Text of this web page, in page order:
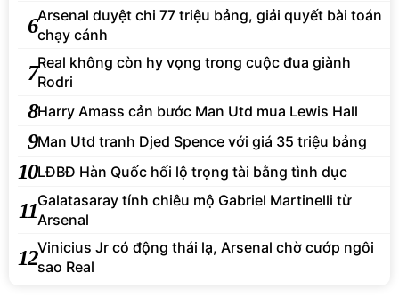
6Arsenal duyệt chi 77 triệu bảng, giải quyết bài toán
chạy cánh
7Real không còn hy vọng trong cuộc đua giành
Rodri
8Harry Amass cản bước Man Utd mua Lewis Hall
9Man Utd tranh Djed Spence với giá 35 triệu bảng
10LĐBĐ Hàn Quốc hối lộ trọng tài bằng tình dục
11Galatasaray tính chiêu mộ Gabriel Martinelli từ
Arsenal
12Vinicius Jr có động thái lạ, Arsenal chờ cướp ngôi
sao Real